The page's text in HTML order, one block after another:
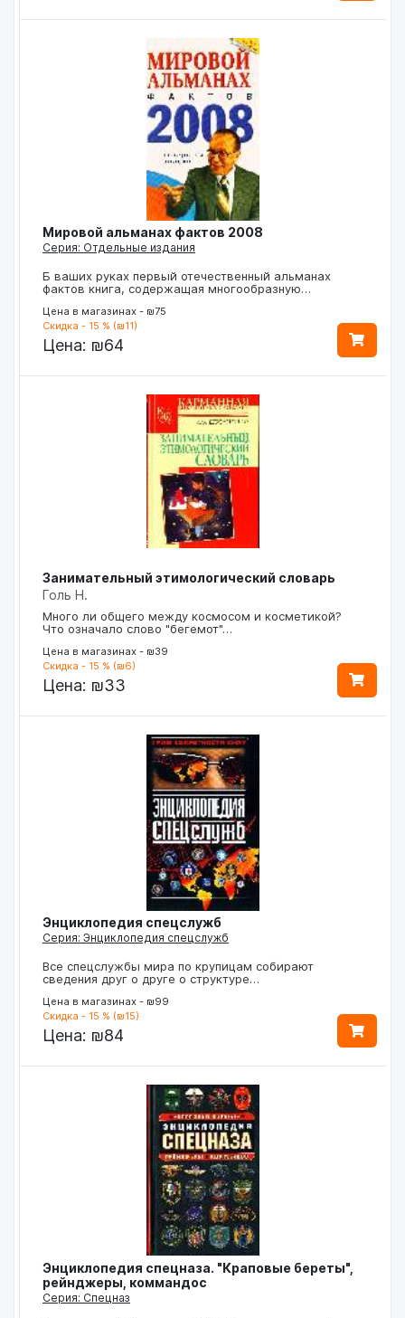
Мировой альманах фактов 2008
Серия: Отдельные издания
Б ваших руках первый отечественный альманах
фактов книга, содержащая многообразную…
Цена в магазинах - ₪75
Скидка - 15 % (₪11)
Цена: ₪64
Занимательный этимологический словарь
Голь Н.
Много ли общего между космосом и косметикой?
Что означало слово "бегемот"…
Цена в магазинах - ₪39
Скидка - 15 % (₪6)
Цена: ₪33
Энциклопедия спецслужб
Серия: Энциклопедия спецслужб
Все спецслужбы мира по крупицам собирают
сведения друг о друге о структуре…
Цена в магазинах - ₪99
Скидка - 15 % (₪15)
Цена: ₪84
Энциклопедия спецназа. "Краповые береты",
рейнджеры, коммандос
Серия: Спецназ